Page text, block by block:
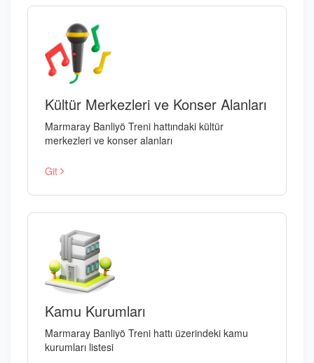
Kültür Merkezleri ve Konser Alanları
Marmaray Banliyö Treni hattındaki kültür
merkezleri ve konser alanları
Git
Kamu Kurumları
Marmaray Banliyö Treni hattı üzerindeki kamu
kurumları listesi